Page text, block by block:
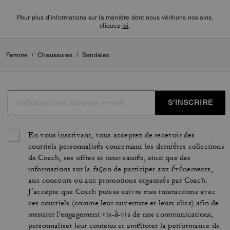
Pour plus d’informations sur la manière dont nous vérifions nos avis,
cliquez ici
Femme / Chaussures / Sandales
S’INSCRIRE
En vous inscrivant, vous acceptez de recevoir des
courriels personnalisés concernant les dernières collections
de Coach, ses offres et nouveautés, ainsi que des
informations sur la façon de participer aux événements,
aux concours ou aux promotions organisés par Coach.
J’accepte que Coach puisse suivre mes interactions avec
ces courriels (comme leur ouverture et leurs clics) afin de
mesurer l'engagement vis-à-vis de nos communications,
personnaliser leur contenu et améliorer la performance de